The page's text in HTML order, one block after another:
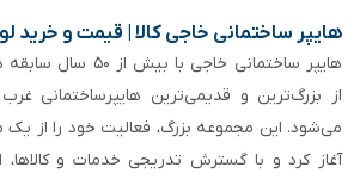
هایپر ساختمانی خاجی‌ کالا | قیمت و خرید
هایپر ساختمانی خاجی‌
از بزرگ‌ترین و قدیمی‌ترین هایپرساختمانی‌
می‌شود. این مجموعه بزرگ، فعالیت خود را از یک
آغاز کرد و با گسترش تدریجی خدمات و کالاها،